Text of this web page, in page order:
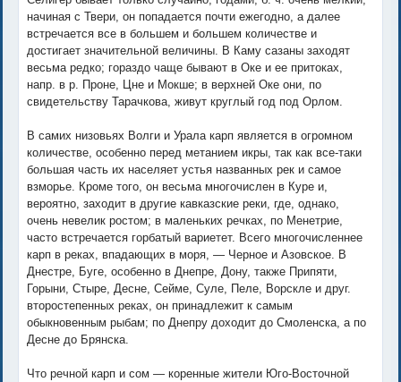
начиная с Твери, он попадается почти ежегодно, а далее
встречается все в большем и большем количестве и
достигает значительной величины. В Каму сазаны заходят
весьма редко; гораздо чаще бывают в Оке и ее притоках,
напр. в р. Проне, Цне и Мокше; в верхней Оке они, по
свидетельству Тарачкова, живут круглый год под Орлом.
В самих низовьях Волги и Урала карп является в огромном
количестве, особенно перед метанием икры, так как все-таки
большая часть их населяет устья названных рек и самое
взморье. Кроме того, он весьма многочислен в Куре и,
вероятно, заходит в другие кавказские реки, где, однако,
очень невелик ростом; в маленьких речках, по Менетрие,
часто встречается горбатый вариетет. Всего многочисленнее
карп в реках, впадающих в моря, — Черное и Азовское. В
Днестре, Буге, особенно в Днепре, Дону, также Припяти,
Горыни, Стыре, Десне, Сейме, Суле, Пеле, Ворскле и друг.
второстепенных реках, он принадлежит к самым
обыкновенным рыбам; по Днепру доходит до Смоленска, а по
Десне до Брянска.
Что речной карп и сом — коренные жители Юго-Восточной